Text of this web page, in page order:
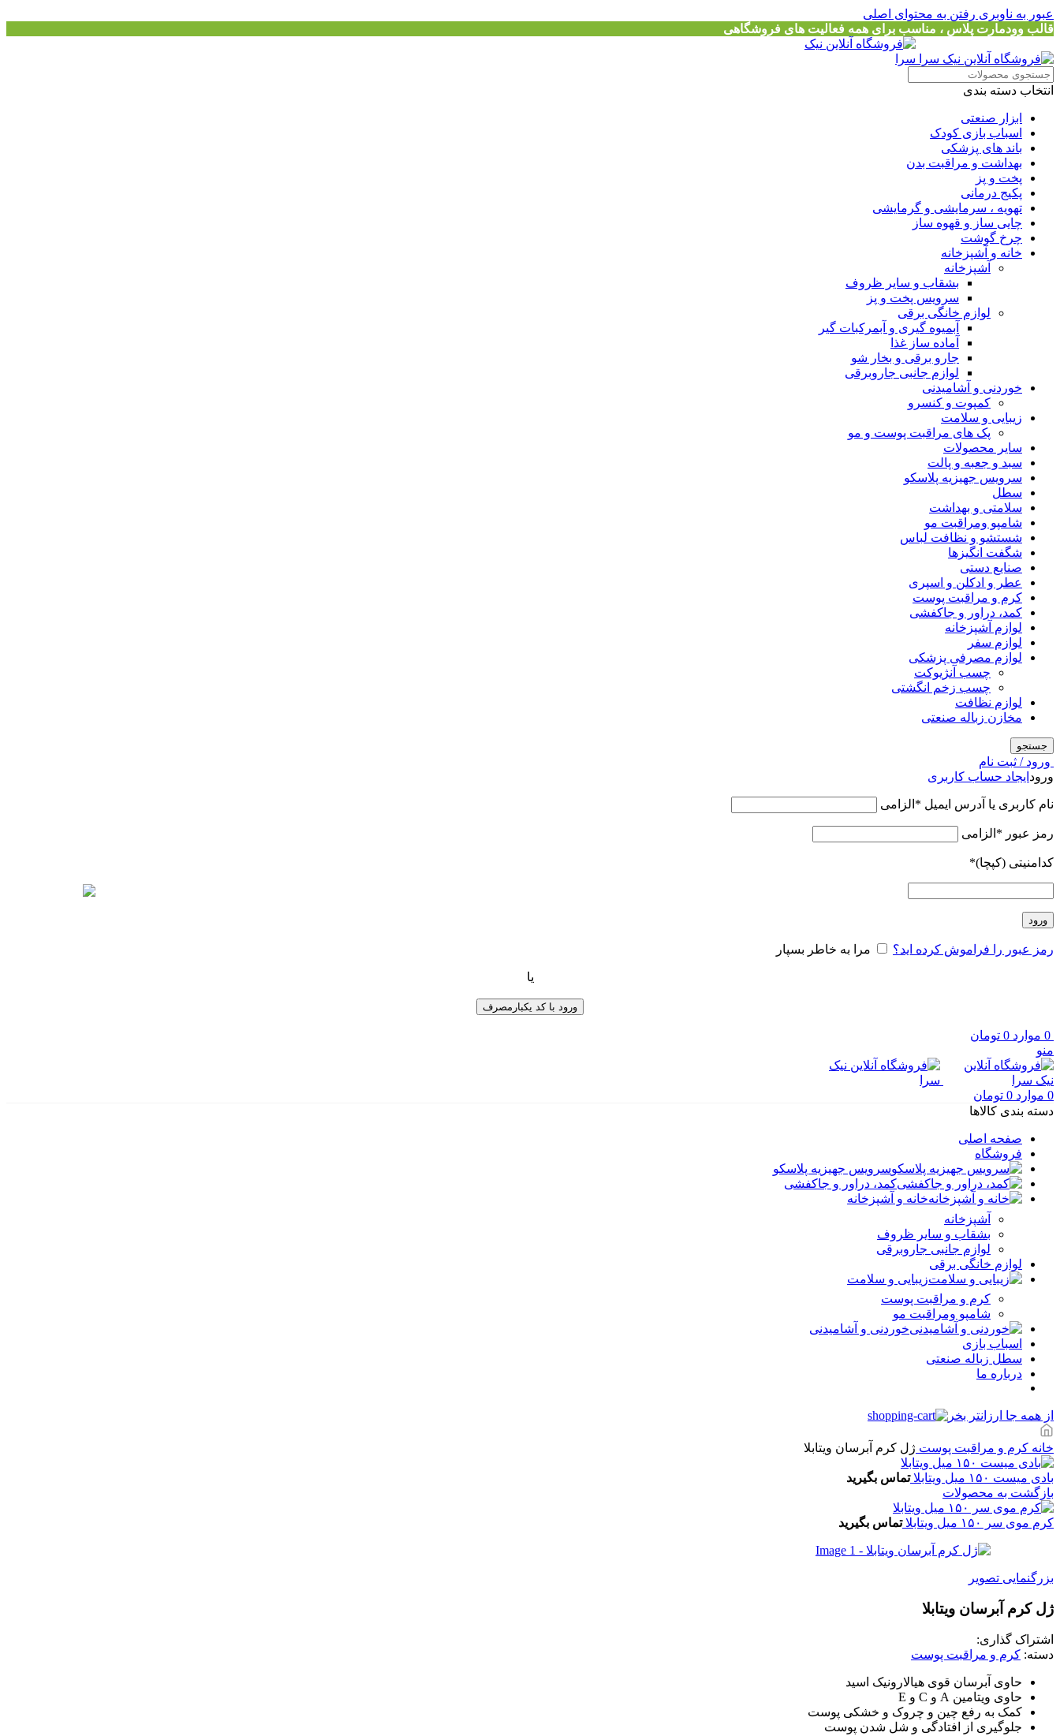
عبور به ناوبری رفتن به محتوای اصلی
قالب وودمارت پلاس ، مناسب برای همه فعالیت های فروشگاهی
انتخاب دسته بندی
ابزار صنعتی
اسباب بازی کودک
باند های پزشکی
بهداشت و مراقبت بدن
پخت و پز
پکیج درمانی
تهویه ، سرمایشی و گرمایشی
چایی ساز و قهوه ساز
چرخ گوشت
خانه و آشپزخانه
آشپزخانه
بشقاب و سایر ظروف
سرویس پخت و پز
لوازم خانگی برقی
آبمیوه گیری و آبمرکبات گیر
آماده ساز غذا
جارو برقی و بخار شو
لوازم جانبی جاروبرقی
خوردنی و آشامیدنی
کمپوت و کنسرو
زیبایی و سلامت
پک های مراقبت پوست و مو
سایر محصولات
سبد و جعبه و پالت
سرویس جهیزیه پلاسکو
سطل
سلامتی و بهداشت
شامپو ومراقبت مو
شستشو و نظافت لباس
شگفت انگیزها
صنایع دستی
عطر و ادکلن و اسپری
کرم و مراقبت پوست
کمد، دراور و جاکفشی
لوازم آشپزخانه
لوازم سفر
لوازم مصرفی پزشکی
چسب آنژیوکت
چسب زخم انگشتی
لوازم نظافت
مخازن زباله صنعتی
جستجو
ورود / ثبت نام
ورود ایجاد حساب کاربری
نام کاربری یا آدرس ایمیل * الزامی
رمز عبور * الزامی
کدامنیتی (کپچا)*
ورود
رمز عبور را فراموش کرده اید؟ مرا به خاطر بسپار
یا
ورود با کد یکبارمصرف
0 موارد 0 تومان
منو
0 موارد 0 تومان
دسته بندی کالاها
صفحه اصلی
فروشگاه
سرویس جهیزیه پلاسکو
کمد، دراور و جاکفشی
خانه و آشپزخانه
آشپزخانه
بشقاب و سایر ظروف
لوازم جانبی جاروبرقی
لوازم خانگی برقی
زیبایی و سلامت
کرم و مراقبت پوست
شامپو ومراقبت مو
خوردنی و آشامیدنی
اسباب بازی
سطل زباله صنعتی
درباره ما
از همه جا ارزانتر بخر
خانه کرم و مراقبت پوست ژل کرم آبرسان ویتابلا
بادی میست ۱۵۰ میل ویتابلا
تماس بگیرید
بازگشت به محصولات
کرم موی سر ۱۵۰ میل ویتابلا تماس بگیرید
بزرگنمایی تصویر
ژل کرم آبرسان ویتابلا
اشتراک گذاری:
دسته: کرم و مراقبت پوست
حاوی آبرسان قوی هیالارونیک اسید
حاوی ویتامین A و C و E
کمک به رفع چین و چروک و خشکی پوست
جلوگیری از افتادگی و شل شدن پوست